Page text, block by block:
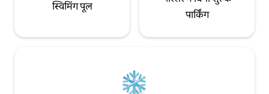
स्विमिंग पूल
पार्किंग